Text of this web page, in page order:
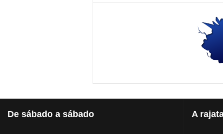
De sábado a sábado A